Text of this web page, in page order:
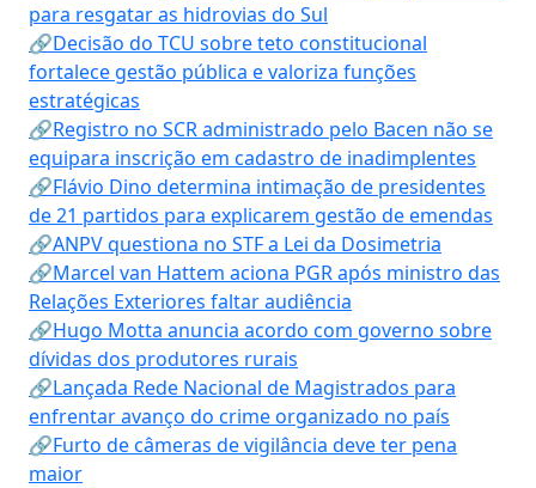
para resgatar as hidrovias do Sul
🔗Decisão do TCU sobre teto constitucional
fortalece gestão pública e valoriza funções
estratégicas
🔗Registro no SCR administrado pelo Bacen não se
equipara inscrição em cadastro de inadimplentes
🔗Flávio Dino determina intimação de presidentes
de 21 partidos para explicarem gestão de emendas
🔗ANPV questiona no STF a Lei da Dosimetria
🔗Marcel van Hattem aciona PGR após ministro das
Relações Exteriores faltar audiência
🔗Hugo Motta anuncia acordo com governo sobre
dívidas dos produtores rurais
🔗Lançada Rede Nacional de Magistrados para
enfrentar avanço do crime organizado no país
🔗Furto de câmeras de vigilância deve ter pena
maior